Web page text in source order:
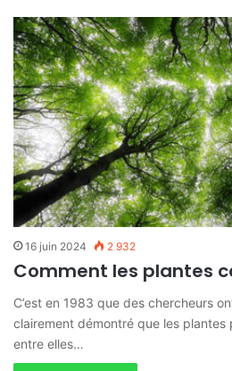
16 juin 2024 2 932
Comment les plantes
C’est en 1983 que des chercheurs
clairement démontré que les plantes
entre elles…